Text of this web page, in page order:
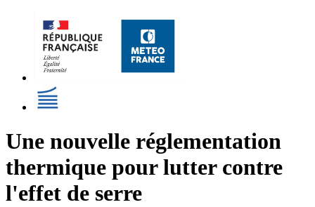
Une nouvelle réglementation
thermique pour lutter contre
l'effet de serre